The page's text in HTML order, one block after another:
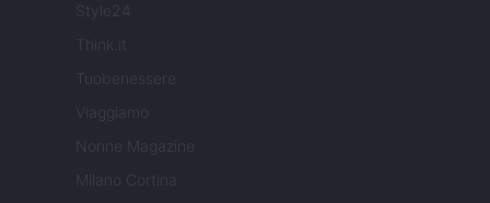
Style24
Think.it
Tuobenessere
Viaggiamo
Nonne Magazine
Milano Cortina